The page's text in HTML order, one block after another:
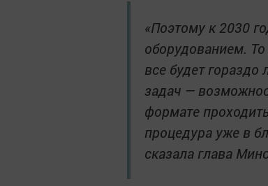
«Поэтому к 2030
оборудованием. То
все будет
задач —
формате
процедура уже в
сказала глава